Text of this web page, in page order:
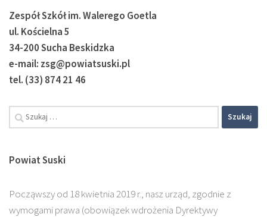
Zespół Szkół im. Walerego Goetla
ul. Kościelna 5
34-200 Sucha Beskidzka
e-mail: zsg@powiatsuski.pl
tel. (33) 874 21 46
Powiat Suski
Począwszy od 18 kwietnia 2019 r., nasz urząd, zgodnie z
wymogami prawa (obowiązek wdrożenia Dyrektywy